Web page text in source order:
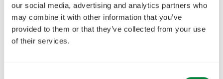
our social media, advertising and analytics partners who
may combine it with other information that you’ve
provided to them or that they’ve collected from your use
of their services.